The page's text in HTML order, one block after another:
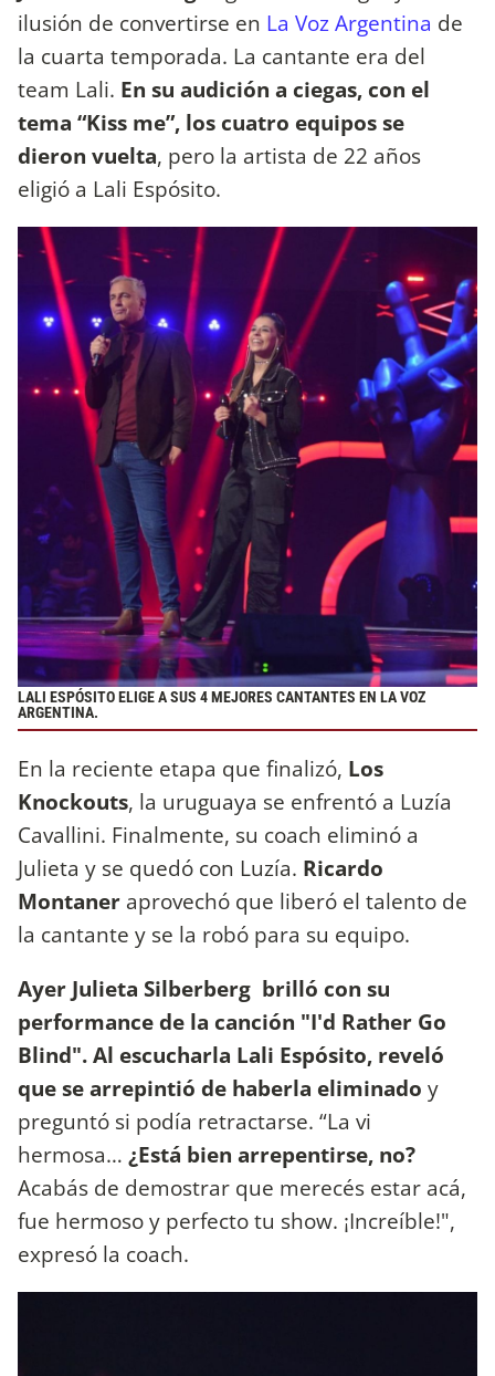
ilusión de convertirse en La Voz Argentina de
la cuarta temporada. La cantante era del
team Lali. En su audición a ciegas, con el
tema “Kiss me”, los cuatro equipos se
dieron vuelta, pero la artista de 22 años
eligió a Lali Espósito.
LALI ESPÓSITO ELIGE A SUS 4 MEJORES CANTANTES EN LA VOZ
ARGENTINA.
En la reciente etapa que finalizó, Los
Knockouts, la uruguaya se enfrentó a Luzía
Cavallini. Finalmente, su coach eliminó a
Julieta y se quedó con Luzía. Ricardo
Montaner aprovechó que liberó el talento de
la cantante y se la robó para su equipo.
Ayer Julieta Silberberg brilló con su
performance de la canción "I'd Rather Go
Blind". Al escucharla Lali Espósito, reveló
que se arrepintió de haberla eliminado y
preguntó si podía retractarse. “La vi
hermosa… ¿Está bien arrepentirse, no?
Acabás de demostrar que merecés estar acá,
fue hermoso y perfecto tu show. ¡Increíble!",
expresó la coach.